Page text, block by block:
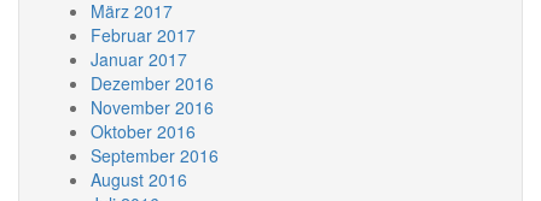
März 2017
Februar 2017
Januar 2017
Dezember 2016
November 2016
Oktober 2016
September 2016
August 2016